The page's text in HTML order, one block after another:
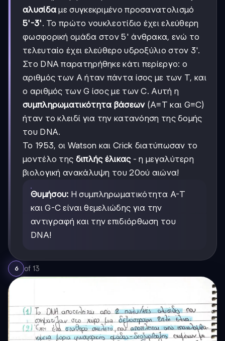
αλυσίδα με συγκεκριμένο προσανατολισμό
5'-3'. Το πρώτο νουκλεοτίδιο έχει ελεύθερη
φωσφορική ομάδα στον 5' άνθρακα, ενώ το
τελευταίο έχει ελεύθερο υδροξύλιο στον 3'.
Στο DNA παρατηρήθηκε κάτι περίεργο: ο
αριθμός των A ήταν πάντα ίσος με των T, και
ο αριθμός των G ίσος με των C. Αυτή η
συμπληρωματικότητα βάσεων(A≡T και G≡C)
ήταν το κλειδί για την κατανόηση της δομής
του DNA.
Το 1953, οι Watson και Crick διατύπωσαν το
μοντέλο της διπλής έλικας- η μεγαλύτερη
βιολογική ανακάλυψη του 20ού αιώνα!
Θυμήσου: Η συμπληρωματικότητα A-T
και G-C είναι θεμελιώδης για την
αντιγραφή και την επιδιόρθωση του
DNA!
6 of 13